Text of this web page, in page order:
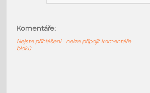
RFA Ložnice
Komentáře:
Nejste přihlášeni - nelze připojit komentáře
bloků